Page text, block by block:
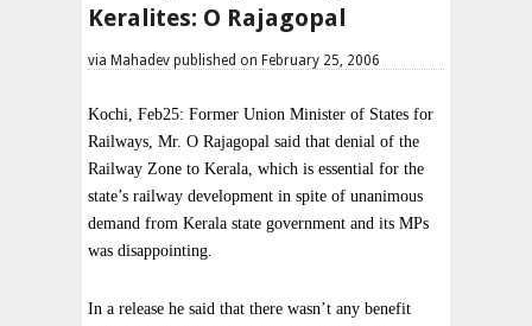
Keralites: O Rajagopal
via Mahadev published on February 25, 2006
Kochi, Feb25: Former Union Minister of States for
Railways, Mr. O Rajagopal said that denial of the
Railway Zone to Kerala, which is essential for the
state’s railway development in spite of unanimous
demand from Kerala state government and its MPs
was disappointing.
In a release he said that there wasn’t any benefit